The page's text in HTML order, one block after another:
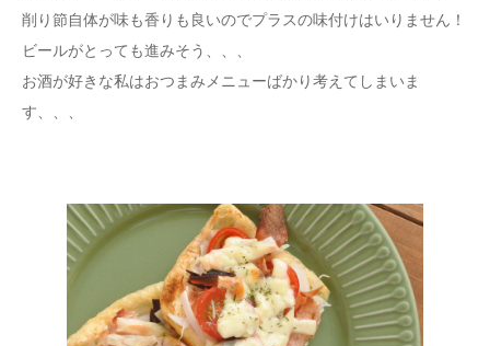
削り節自体が味も香りも良いのでプラスの味付けはいりません！
ビールがとっても進みそう、、、
お酒が好きな私はおつまみメニューばかり考えてしまいま
す、、、